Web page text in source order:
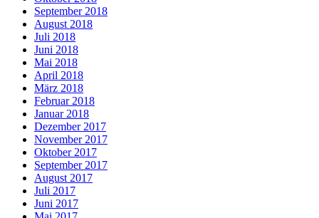
September 2018
August 2018
Juli 2018
Juni 2018
Mai 2018
April 2018
März 2018
Februar 2018
Januar 2018
Dezember 2017
November 2017
Oktober 2017
September 2017
August 2017
Juli 2017
Juni 2017